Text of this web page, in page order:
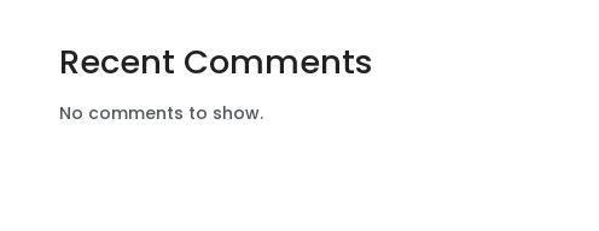
Recent Comments
No comments to show.